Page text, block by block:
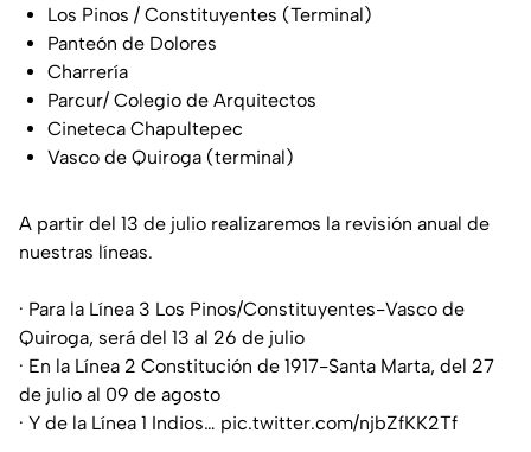
Los Pinos / Constituyentes (Terminal)
Panteón de Dolores
Charrería
Parcur/ Colegio de Arquitectos
Cineteca Chapultepec
Vasco de Quiroga (terminal)
A partir del 13 de julio realizaremos la revisión anual de
nuestras líneas.
· Para la Línea 3 Los Pinos/Constituyentes-Vasco de
Quiroga, será del 13 al 26 de julio
· En la Línea 2 Constitución de 1917-Santa Marta, del 27
de julio al 09 de agosto
· Y de la Línea 1 Indios… pic.twitter.com/njbZfKK2Tf